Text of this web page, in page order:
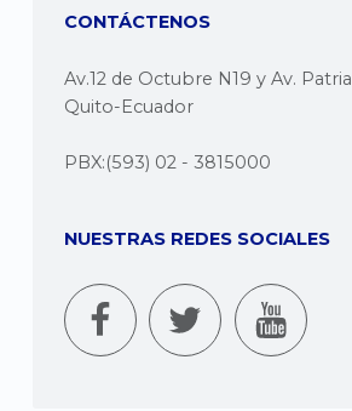
CONTÁCTENOS
Av.12 de Octubre N19 y Av. Patria
Quito-Ecuador
PBX:(593) 02 - 3815000
NUESTRAS REDES SOCIALES